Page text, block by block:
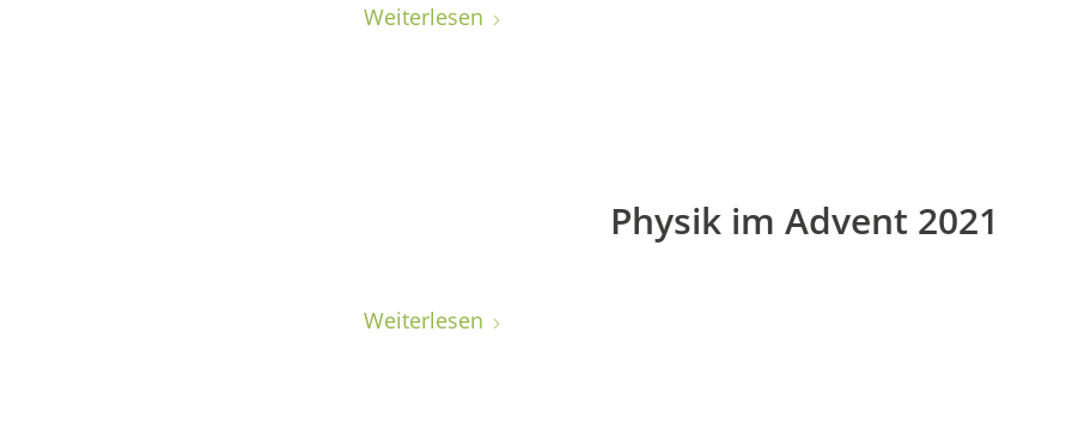
Weiterlesen
Physik im Advent 2021
Weiterlesen